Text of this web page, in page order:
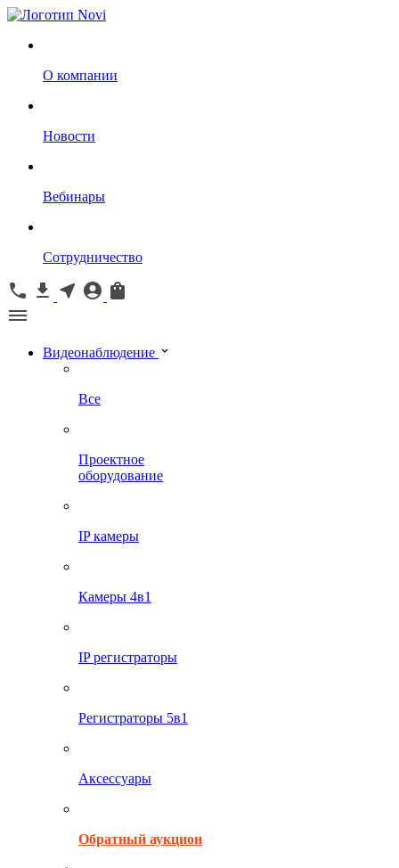
О компании
Новости
Вебинары
Сотрудничество
Видеонаблюдение
Все
Проектное
оборудование
IP камеры
Камеры 4в1
IP регистраторы
Регистраторы 5в1
Аксессуары
Обратный аукцион